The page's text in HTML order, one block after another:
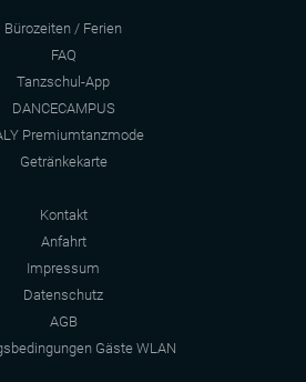
Bürozeiten / Ferien
FAQ
Tanzschul-App
DANCECAMPUS
Premiumtanzmode
Getränkekarte
Kontakt
Anfahrt
Impressum
Datenschutz
AGB
Gäste WLAN